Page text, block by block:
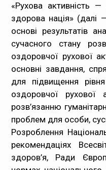
«Рухова активність
здорова нація» (далі
основі результатів
сучасного стану
оздоровчої рухової
основні завдання,
для підвищення
оздоровчої рухової
розв’язанню
проблем для особи,
Розроблення
рекомендаціях
здоров’я, Ради